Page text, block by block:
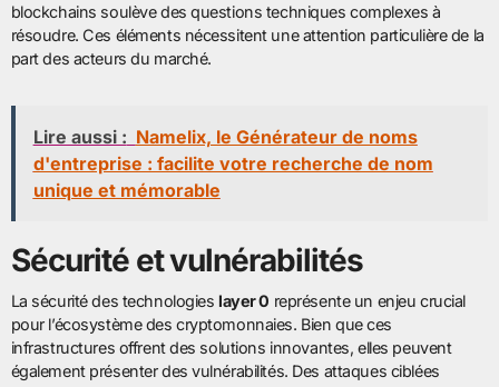
blockchains soulève des questions techniques complexes à
résoudre. Ces éléments nécessitent une attention particulière de la
part des acteurs du marché.
Lire aussi : Namelix, le Générateur de noms
d'entreprise : facilite votre recherche de nom
unique et mémorable
Sécurité et vulnérabilités
La sécurité des technologieslayer 0 représente un enjeu crucial
pour l’écosystème des cryptomonnaies. Bien que ces
infrastructures offrent des solutions innovantes, elles peuvent
également présenter des vulnérabilités. Des attaques ciblées